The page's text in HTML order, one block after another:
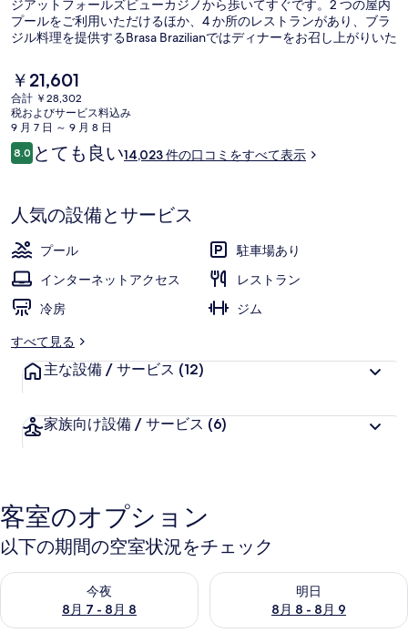
ォ
ー
ル
ズ
フ
ー
ル
ズ
ビ
ュ
ス
イ
ー
ツ
の
ジアットフォールズビューカジノから歩いてすぐです。2 つの屋内
プールをご利用いただけるほか、4 か所のレストランがあり、ブラ
ジル料理を提供するBrasa Brazilianではディナーをお召し上がりいた
時間営業のフィットネスセンター、およびスナックバー / デリがあ
ります。親切なスタッフやバーが旅行者の高い評価を得ています。
現
在
の
料
金
は
す
￥21,601
合計 ￥28,302
税およびサービス料込み
9 月 7 日 ～ 9 月 8 日
口
コ
8.010段階中8.0
とても良い14,023 件の口コミをすべて表示
人気の設備とサービス
プール
駐車場あり
インターネットアクセス
レストラン
冷房
ジム
すべて見る
主な設備 / サービス (12)
家族向け設備 / サービス (6)
客室のオプション
以下の期間の空室状況をチェック
今夜
8月 7 - 8月 8
今夜 8月 7 - 8月 8 の空室状況をチェック
明日
8月 8 - 8月 9
明日 8月 8 - 8月 9 の空室状況